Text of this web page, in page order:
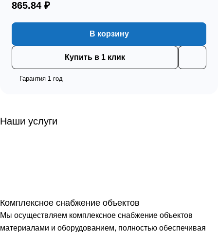
865.84 ₽
В корзину
Купить в 1 клик
Гарантия 1 год
Наши услуги
Комплексное снабжение объектов
Мы осуществляем комплексное снабжение объектов
материалами и оборудованием, полностью обеспечивая